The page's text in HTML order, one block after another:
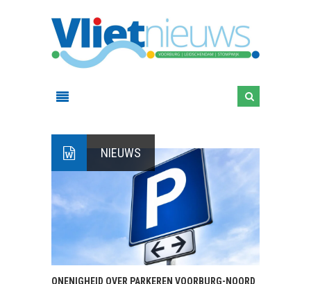
NIEUWS
ONENIGHEID OVER PARKEREN VOORBURG-NOORD